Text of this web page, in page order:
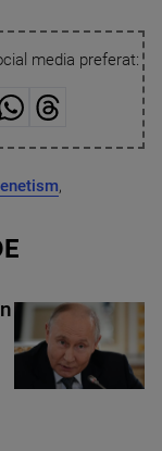
media preferat:
,